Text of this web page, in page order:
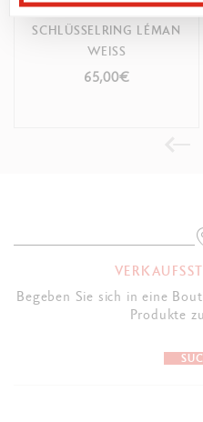
SCHLÜSSELRING LÉMAN
WEISS
65,00€
Begeben Sie sich in eine
Produkte